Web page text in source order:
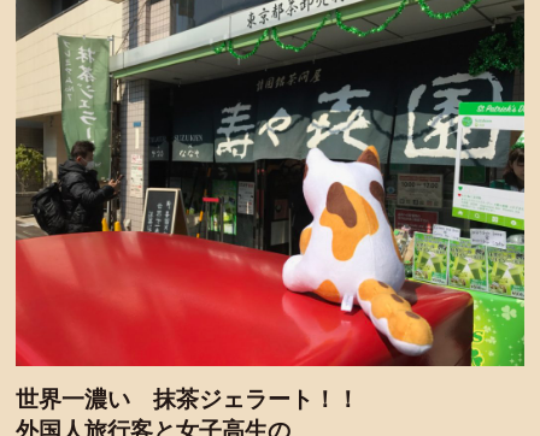
世界一濃い 抹茶ジェラート！！
外国人旅行客と女子高生の